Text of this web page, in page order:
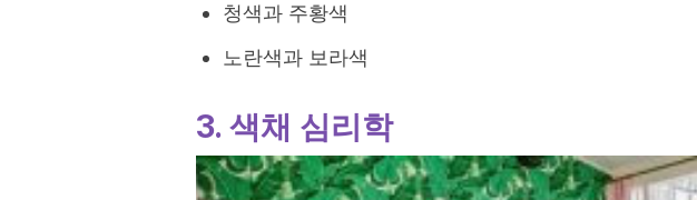
청색과 주황색
노란색과 보라색
3. 색채 심리학